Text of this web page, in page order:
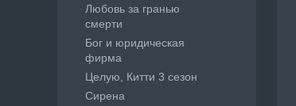
Любовь за гранью
смерти
Бог и юридическая
фирма
Целую, Китти 3 сезон
Сирена